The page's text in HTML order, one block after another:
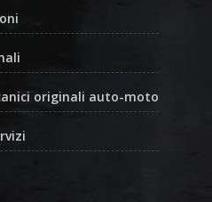
originali auto-moto